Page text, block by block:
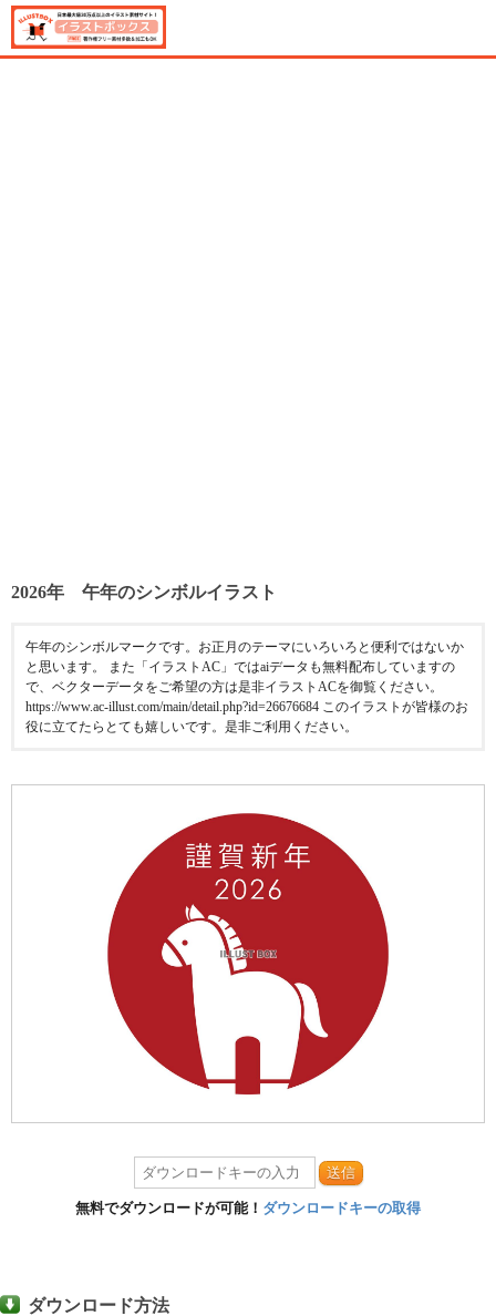
2026年 午年のシンボルイラスト
午年のシンボルマークです。お正月のテーマにいろいろと便利ではないか
と思います。 また「イラストAC」ではaiデータも無料配布していますの
で、ベクターデータをご希望の方は是非イラストACを御覧ください。
https://www.ac-illust.com/main/detail.php?id=26676684 このイラストが皆様のお
役に立てたらとても嬉しいです。是非ご利用ください。
送信
無料でダウンロードが可能！ ダウンロードキーの取得
ダウンロード方法